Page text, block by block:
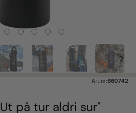
Art.nr:660742
på tur aldri sur"